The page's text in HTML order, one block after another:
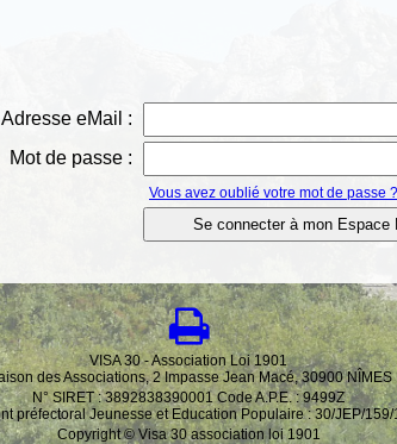
Adresse eMail :
Mot de passe :
Vous avez oublié votre mot de passe ?
VISA 30 - Association Loi 1901
des Associations, 2 Impasse Jean Macé, 30900 NÎMES
N° SIRET : 3892838390001 Code A.P.E. : 9499Z
préfectoral Jeunesse et Education Populaire : 30/JEP/
Copyright © Visa 30 association loi 1901